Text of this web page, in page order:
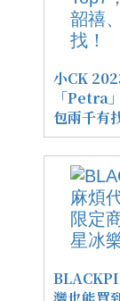
小CK
「Petra
包兩千有